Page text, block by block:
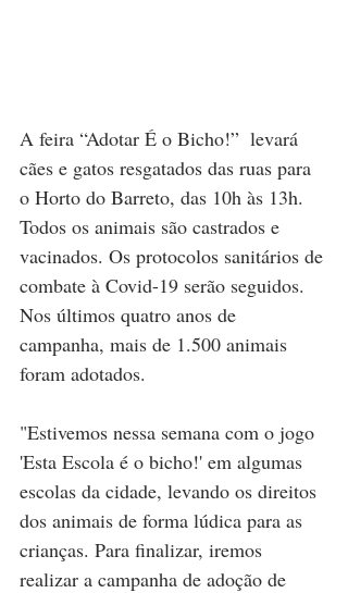
A feira “Adotar É o Bicho!”  levará
cães e gatos resgatados das ruas para
o Horto do Barreto, das 10h às 13h.
Todos os animais são castrados e
vacinados. Os protocolos sanitários de
combate à Covid-19 serão seguidos.
Nos últimos quatro anos de
campanha, mais de 1.500 animais
foram adotados.
"Estivemos nessa semana com o jogo
'Esta Escola é o bicho!' em algumas
escolas da cidade, levando os direitos
dos animais de forma lúdica para as
crianças. Para finalizar, iremos
realizar a campanha de adoção de